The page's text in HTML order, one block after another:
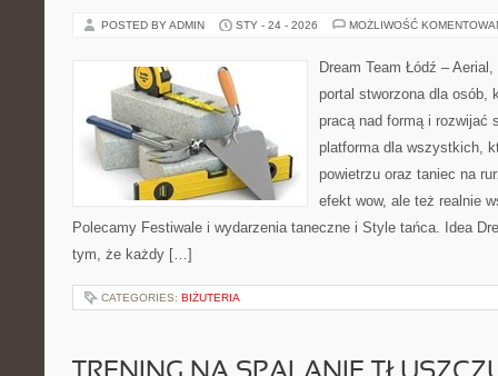
POSTED BY ADMIN STY - 24 - 2026 MOŻLIWOŚĆ
Dream Team Łódź –
portal stworzona dla osób,
pracą nad formą i rozwijać
platforma dla wszystkich,
powietrzu oraz taniec na
efekt wow, ale też realnie
Polecamy Festiwale i wydarzenia taneczne i Style tańca. Idea
tym, że każdy […]
CATEGORIES: BIŻUTERIA